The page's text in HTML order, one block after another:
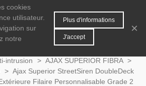
0 MENU
intrusion > AJAX SUPERIOR FIBRA >
> Ajax Superior StreetSiren DoubleDeck
Filaire Personnalisable Grade 2
cookies
utilisateur.
sur
notre
Plus d'informations
J'accept
×